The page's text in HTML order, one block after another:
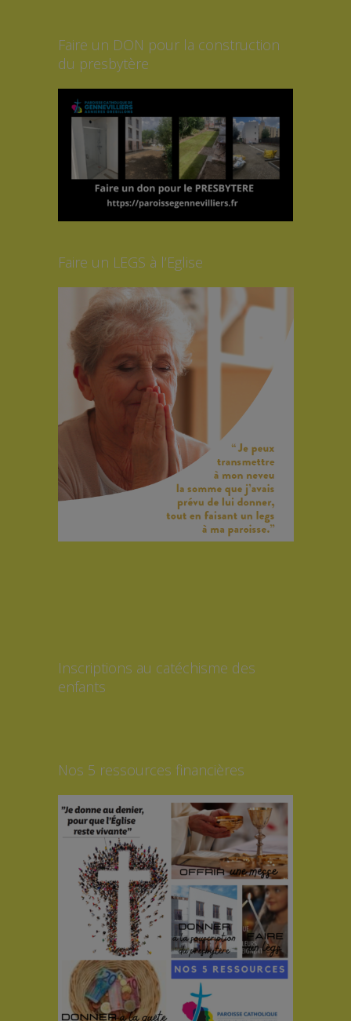
Faire un DON pour la construction
du presbytère
Faire un LEGS à l’Eglise
Inscriptions au catéchisme des
enfants
Nos 5 ressources financières